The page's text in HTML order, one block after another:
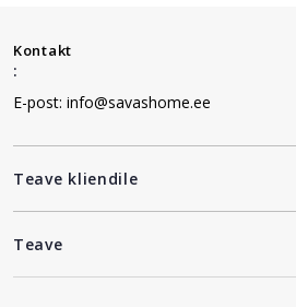
Kontakt
:
E-post: info@savashome.ee
Teave kliendile
Teave